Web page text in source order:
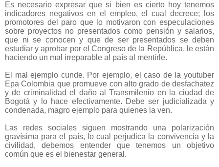
Es necesario expresar que si bien es cierto hoy tenemos
indicadores negativos en el empleo, el cual decrece; los
promotores del paro que lo motivaron con especulaciones
sobre proyectos no presentados como pensión y salarios,
que ni se conocen y que de ser presentados se deben
estudiar y aprobar por el Congreso de la República, le están
haciendo un mal irreparable al país al mentirle.
El mal ejemplo cunde. Por ejemplo, el caso de la youtuber
Epa Colombia que promueve con alto grado de desfachatez
y de criminalidad el daño al Transmilenio en la ciudad de
Bogotá y lo hace efectivamente. Debe ser judicializada y
condenada, magro ejemplo para quienes la ven.
Las redes sociales siguen mostrando una polarización
gravísima para el país, lo cual perjudica la convivencia y la
civilidad, debemos entender que tenemos un objetivo
común que es el bienestar general.